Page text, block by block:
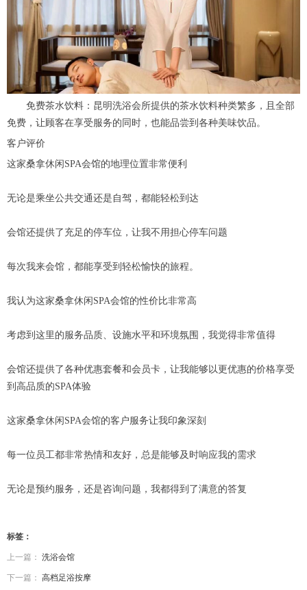
免费茶水饮料：昆明洗浴会所提供的茶水饮料种类繁多，且全部
免费，让顾客在享受服务的同时，也能品尝到各种美味饮品。
客户评价
这家桑拿休闲SPA会馆的地理位置非常便利
无论是乘坐公共交通还是自驾，都能轻松到达
会馆还提供了充足的停车位，让我不用担心停车问题
每次我来会馆，都能享受到轻松愉快的旅程。
我认为这家桑拿休闲SPA会馆的性价比非常高
考虑到这里的服务品质、设施水平和环境氛围，我觉得非常值得
会馆还提供了各种优惠套餐和会员卡，让我能够以更优惠的价格享受
到高品质的SPA体验
这家桑拿休闲SPA会馆的客户服务让我印象深刻
每一位员工都非常热情和友好，总是能够及时响应我的需求
无论是预约服务，还是咨询问题，我都得到了满意的答复
标签：
上一篇： 洗浴会馆
下一篇： 高档足浴按摩